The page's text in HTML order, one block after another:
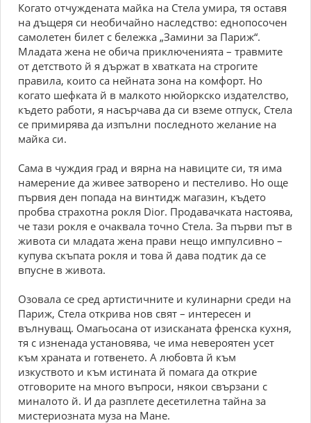
Когато отчуждената майка на Стела умира, тя оставя
на дъщеря си необичайно наследство: еднопосочен
самолетен билет с бележка „Замини за Париж“.
Младата жена не обича приключенията – травмите
от детството й я държат в хватката на строгите
правила, които са нейната зона на комфорт. Но
когато шефката й в малкото нюйоркско издателство,
където работи, я насърчава да си вземе отпуск, Стела
се примирява да изпълни последното желание на
майка си.
Сама в чуждия град и вярна на навиците си, тя има
намерение да живее затворено и пестеливо. Но още
първия ден попада на винтидж магазин, където
пробва страхотна рокля Dior. Продавачката настоява,
че тази рокля е очаквала точно Стела. За първи път в
живота си младата жена прави нещо импулсивно –
купува скъпата рокля и това й дава подтик да се
впусне в живота.
Озовала се сред артистичните и кулинарни среди на
Париж, Стела открива нов свят – интересен и
вълнуващ. Омагьосана от изисканата френска кухня,
тя с изненада установява, че има невероятен усет
към храната и готвенето. А любовта й към
изкуството и към истината й помага да открие
отговорите на много въпроси, някои свързани с
миналото й. И да разплете десетилетна тайна за
мистериозната муза на Мане.